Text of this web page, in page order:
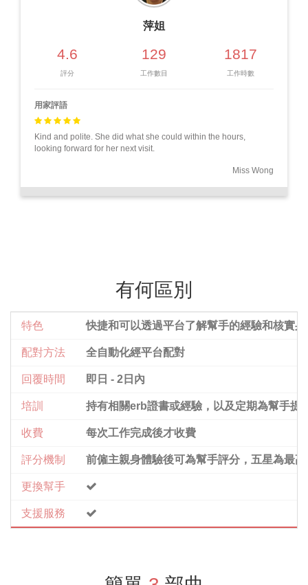
萍姐
4.6
評分
129
工作數目
1817
工作時數
用家評語
Kind and polite. She did what she could within the hours,
looking forward for her next visit.
Miss Wong
有何區別
特色 快捷和可以透過平台了解幫手的經驗和核實身
配對方法 全自動化經平台配對
回覆時間 即日 - 2日內
培訓 持有相關erb證書或經驗，以及定期為幫手提
收費 每次工作完成後才收費
評分機制 前僱主親身體驗後可為幫手評分，五星為最高
更換幫手
支援服務